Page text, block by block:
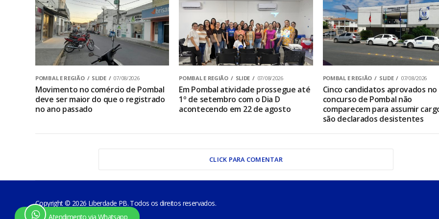
POMBAL E REGIÃO SLIDE 07/08/2026
Movimento no comércio de Pombal
deve ser maior do que o registrado
no ano passado
POMBAL E REGIÃO SLIDE 07/08/2026
Em Pombal atividade prossegue até
1º de setembro com o Dia D
acontecendo em 22 de agosto
POMBAL E REGIÃO SLIDE 07/08/2026
Cinco candidatos aprovados no
concurso de Pombal não
comparecem para assumir
são declarados desistentes
CLICK PARA COMENTAR
Atendimento via Whatsapp
Copyright © 2026 Liberdade PB. Todos os direitos reservados.